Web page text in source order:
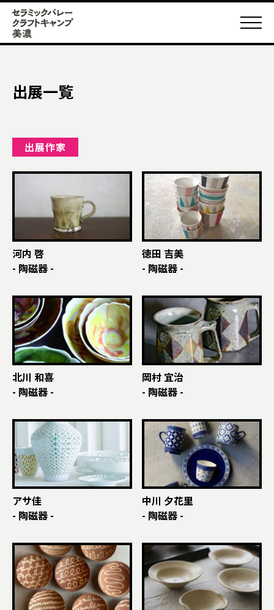
出展一覧
出展作家
河内 啓
- 陶磁器 -
徳田 吉美
- 陶磁器 -
北川 和喜
- 陶磁器 -
岡村 宜治
- 陶磁器 -
アサ佳
- 陶磁器 -
中川 夕花里
- 陶磁器 -